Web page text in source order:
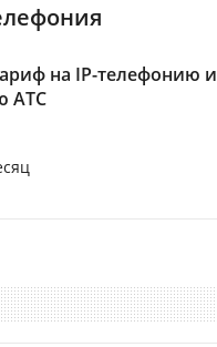
на IP-телефонию и
АТС